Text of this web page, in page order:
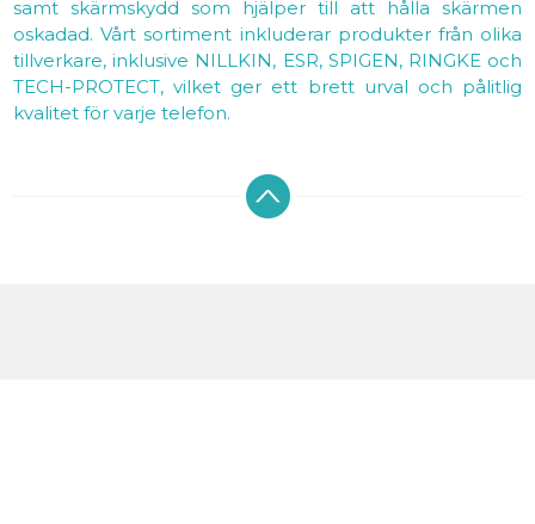
samt skärmskydd som hjälper till att hålla skärmen
oskadad. Vårt sortiment inkluderar produkter från olika
tillverkare, inklusive NILLKIN, ESR, SPIGEN, RINGKE och
TECH-PROTECT, vilket ger ett brett urval och pålitlig
kvalitet för varje telefon.